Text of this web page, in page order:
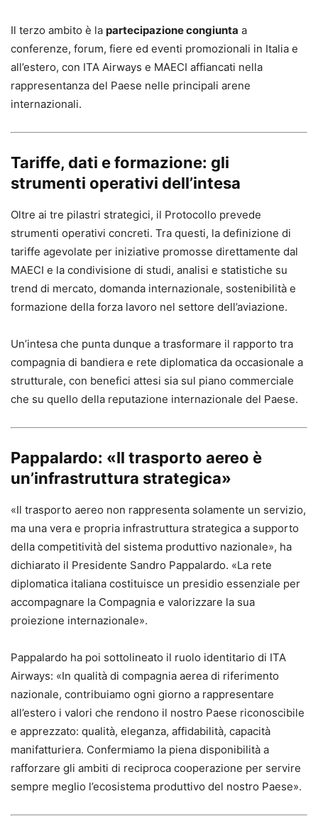
Il terzo ambito è la partecipazione congiunta a
conferenze, forum, fiere ed eventi promozionali in Italia e
all’estero, con ITA Airways e MAECI affiancati nella
rappresentanza del Paese nelle principali arene
internazionali.
Tariffe, dati e formazione: gli
strumenti operativi dell’intesa
Oltre ai tre pilastri strategici, il Protocollo prevede
strumenti operativi concreti. Tra questi, la definizione di
tariffe agevolate per iniziative promosse direttamente dal
MAECI e la condivisione di studi, analisi e statistiche su
trend di mercato, domanda internazionale, sostenibilità e
formazione della forza lavoro nel settore dell’aviazione.
Un’intesa che punta dunque a trasformare il rapporto tra
compagnia di bandiera e rete diplomatica da occasionale a
strutturale, con benefici attesi sia sul piano commerciale
che su quello della reputazione internazionale del Paese.
Pappalardo: «Il trasporto aereo è
un’infrastruttura strategica»
«Il trasporto aereo non rappresenta solamente un servizio,
ma una vera e propria infrastruttura strategica a supporto
della competitività del sistema produttivo nazionale», ha
dichiarato il Presidente Sandro Pappalardo. «La rete
diplomatica italiana costituisce un presidio essenziale per
accompagnare la Compagnia e valorizzare la sua
proiezione internazionale».
Pappalardo ha poi sottolineato il ruolo identitario di ITA
Airways: «In qualità di compagnia aerea di riferimento
nazionale, contribuiamo ogni giorno a rappresentare
all’estero i valori che rendono il nostro Paese riconoscibile
e apprezzato: qualità, eleganza, affidabilità, capacità
manifatturiera. Confermiamo la piena disponibilità a
rafforzare gli ambiti di reciproca cooperazione per servire
sempre meglio l’ecosistema produttivo del nostro Paese».